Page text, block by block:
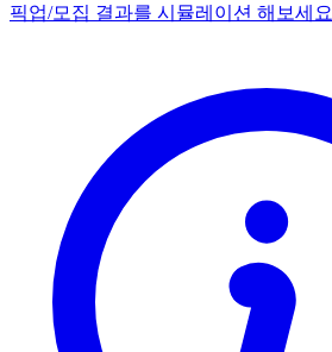
픽업/모집 결과를 시뮬레이션 해보세요